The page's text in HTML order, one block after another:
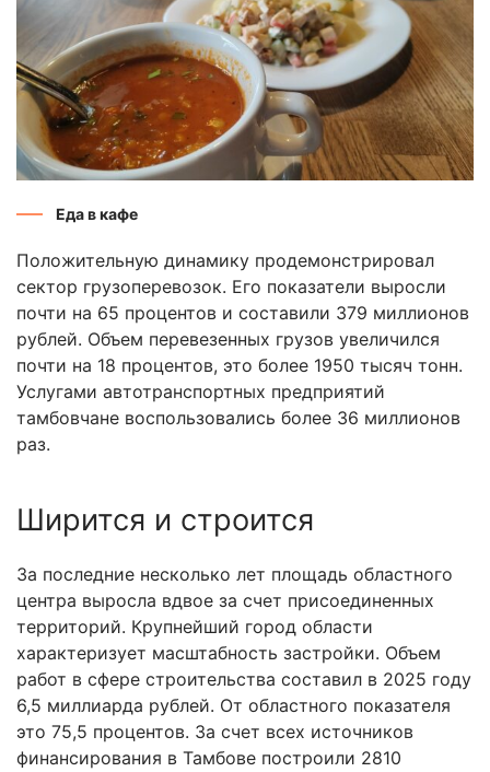
Еда в кафе
Положительную динамику продемонстрировал
сектор грузоперевозок. Его показатели выросли
почти на 65 процентов и составили 379 миллионов
рублей. Объем перевезенных грузов увеличился
почти на 18 процентов, это более 1950 тысяч тонн.
Услугами автотранспортных предприятий
тамбовчане воспользовались более 36 миллионов
раз.
Ширится и строится
За последние несколько лет площадь областного
центра выросла вдвое за счет присоединенных
территорий. Крупнейший город области
характеризует масштабность застройки. Объем
работ в сфере строительства составил в 2025 году
6,5 миллиарда рублей. От областного показателя
это 75,5 процентов. За счет всех источников
финансирования в Тамбове построили 2810